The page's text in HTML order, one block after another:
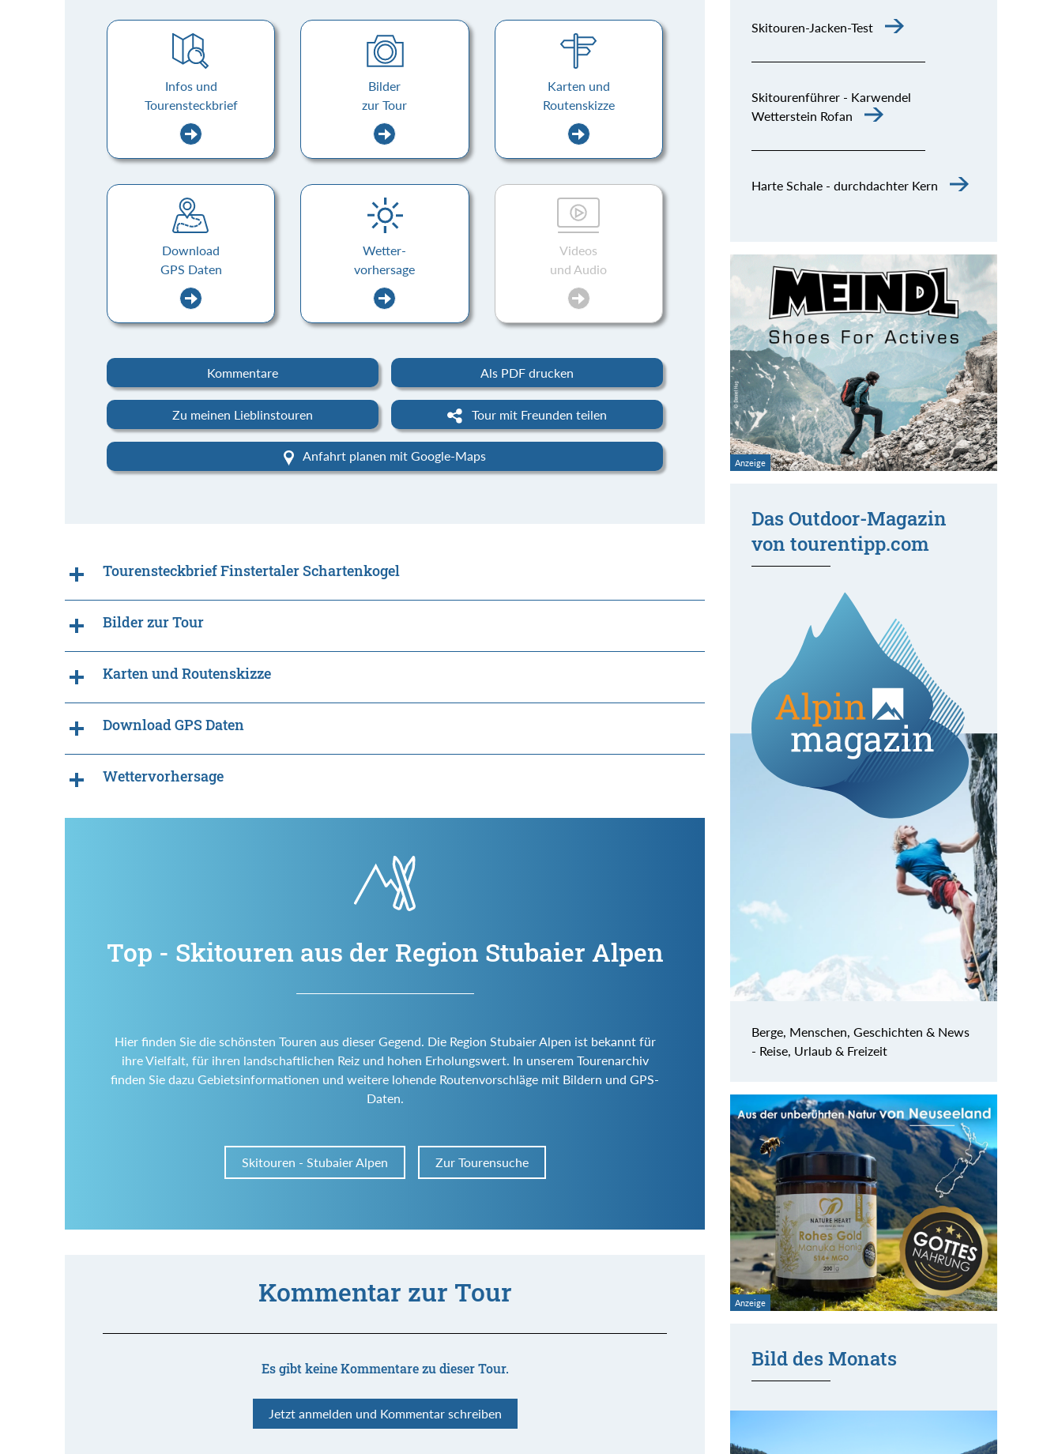
Infos und
Tourensteckbrief
Bilder
zur Tour
Karten und
Routenskizze
Download
GPS Daten
Wetter-
vorhersage
Videos
und Audio
Kommentare Als PDF drucken
Zu meinen Lieblinstouren Tour mit Freunden teilen
Anfahrt planen mit Google-Maps
Tourensteckbrief Finstertaler Schartenkogel
Bilder zur Tour
Karten und Routenskizze
Download GPS Daten
Wettervorhersage
Top - Skitouren aus der Region Stubaier Alpen
Hier finden Sie die schönsten Touren aus dieser Gegend. Die Region Stubaier Alpen ist bekannt für
ihre Vielfalt, für ihren landschaftlichen Reiz und hohen Erholungswert. In unserem Tourenarchiv
finden Sie dazu Gebietsinformationen und weitere lohende Routenvorschläge mit Bildern und GPS-
Daten.
Skitouren - Stubaier Alpen Zur Tourensuche
Kommentar zur Tour
Es gibt keine Kommentare zu dieser Tour.
Jetzt anmelden und Kommentar schreiben
Skitouren-Jacken-Test
Skitourenführer - Karwendel
Wetterstein Rofan
Harte Schale - durchdachter Kern
Das Outdoor-Magazin
von tourentipp.com
Berge, Menschen, Geschichten & News
- Reise, Urlaub & Freizeit
Bild des Monats